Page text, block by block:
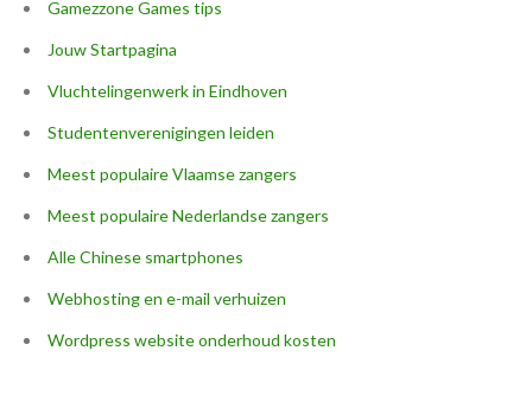
Gamezzone Games tips
Jouw Startpagina
Vluchtelingenwerk in Eindhoven
Studentenverenigingen leiden
Meest populaire Vlaamse zangers
Meest populaire Nederlandse zangers
Alle Chinese smartphones
Webhosting en e-mail verhuizen
Wordpress website onderhoud kosten